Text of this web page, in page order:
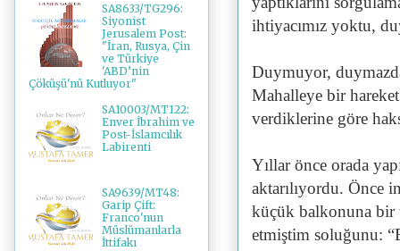
ihtiyacımız yoktu,
Duymuyor,
Mahalleye bir
verdiklerine göre
Yıllar önce orada
aktarılıyordu. Önce
küçük balkonuna bir
etmiştim soluğunu:
SA8633/TG296:
Siyonist
Jerusalem Post:
"İran, Rusya, Çin
ve Türkiye
'ABD’nin
Çöküşü'nü Kutluyor"
SA10003/MT122:
Enver İbrahim ve
Post-İslamcılık
Labirenti
SA9639/MT48:
Garip Çift:
Franco'nun
Müslümanlarla
İttifakı